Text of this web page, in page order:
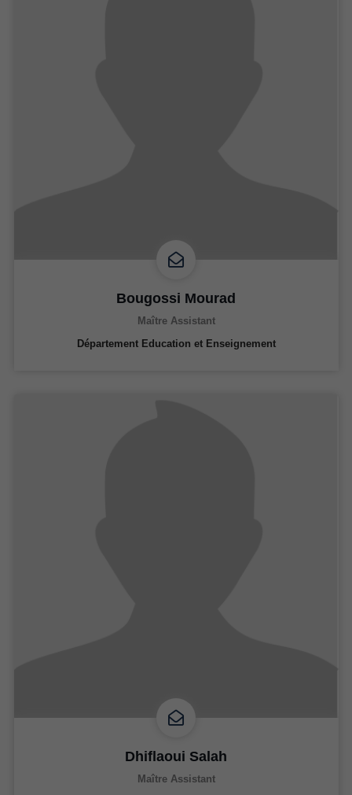
Bougossi Mourad
Maître Assistant
Département Education et Enseignement
Dhiflaoui Salah
Maître Assistant